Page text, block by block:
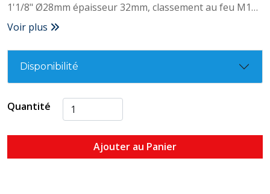
1'1/8" Ø28mm épaisseur 32mm, classement au feu M1
Conforme NF P. 92.507
Voir plus
Disponibilité
Quantité
Ajouter au Panier